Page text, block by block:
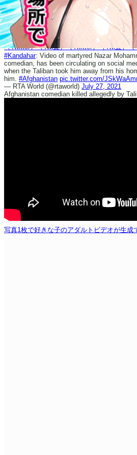
（Twitter）（Twi直）（Twitter）（Twi直）（
#Kandahar: Video of martyred Nazar
comedian, has been circulating on social
when the Taliban took him away from his
him. #Afghanistan pic.twitter.com/
— RTA World (@rtaworld) July 27, 2021
Afghanistan comedian killed allegedly by
写真1枚で好きな子のアダルトビデオが生成